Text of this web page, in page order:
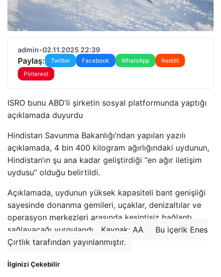
admin•02.11.2025 22:39
Paylaş: Twitter Facebook WhatsApp
Reddit
Pinterest
ISRO bunu ABD’li şirketin sosyal platformunda yaptığı
açıklamada duyurdu
Hindistan Savunma Bakanlığı’ndan yapılan yazılı
açıklamada, 4 bin 400 kilogram ağırlığındaki uydunun,
Hindistan’ın şu ana kadar geliştirdiği “en ağır iletişim
uydusu” olduğu belirtildi.
Açıklamada, uydunun yüksek kapasiteli bant genişliği
sayesinde donanma gemileri, uçaklar, denizaltılar ve
operasyon merkezleri arasında kesintisiz bağlantı
sağlayacağı vurgulandı.
Kaynak: AA
Bu içerik Enes
Çırtlık tarafından yayınlanmıştır.
İlginizi Çekebilir